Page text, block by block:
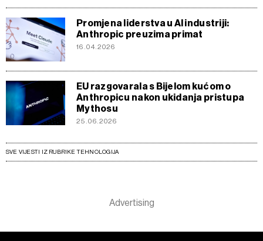
Promjena liderstva u AI industriji:
Anthropic preuzima primat
16.04.2026
EU razgovarala s Bijelom kućom o
Anthropicu nakon ukidanja pristupa
Mythosu
25.06.2026
SVE VIJESTI IZ RUBRIKE TEHNOLOGIJA